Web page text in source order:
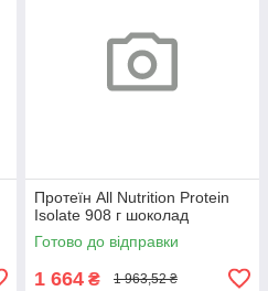
Протеїн All Nutrition Protein
Isolate 908 г шоколад
Готово до відправки
1 664 ₴ 1 963,52 ₴